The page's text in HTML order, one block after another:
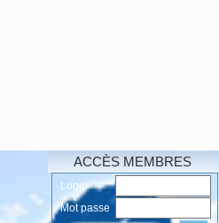
ACCÈS MEMBRES
Login
Mot passe